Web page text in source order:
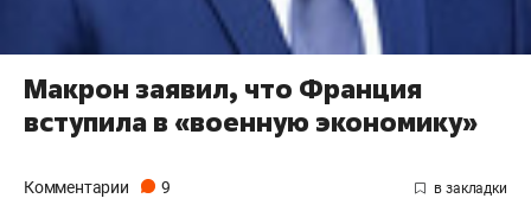
Макрон заявил, что Франция
вступила в «военную экономику»
Комментарии 9